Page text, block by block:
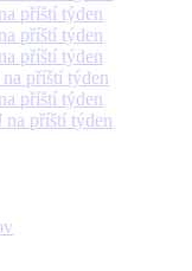
příští týden
příští týden
příští týden
příští týden
příští týden
příští týden